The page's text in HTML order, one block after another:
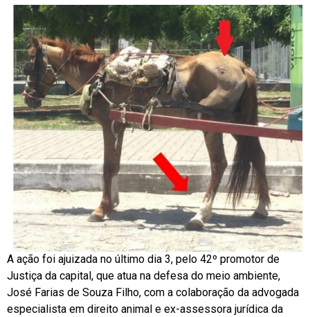
A ação foi ajuizada no último dia 3, pelo 42º promotor de
Justiça da capital, que atua na defesa do meio ambiente,
José Farias de Souza Filho, com a colaboração da advogada
especialista em direito animal e ex-assessora jurídica da